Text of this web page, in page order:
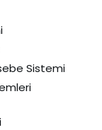
Sistemi